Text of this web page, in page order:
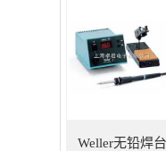
Weller无铅焊台